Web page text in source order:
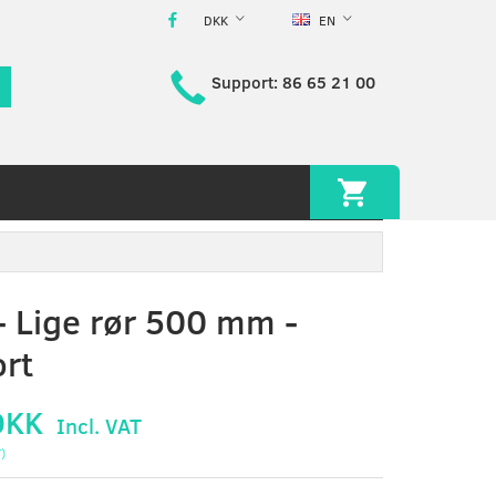
EN
DKK
Support: 86 65 21 00
Lige rør 500 mm -
Incl. VAT
)